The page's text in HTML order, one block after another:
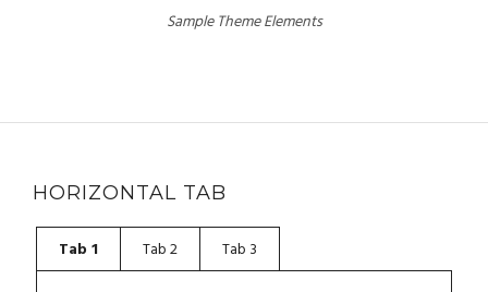
Sample Theme Elements
HORIZONTAL TAB
Tab 1 Tab 2 Tab 3